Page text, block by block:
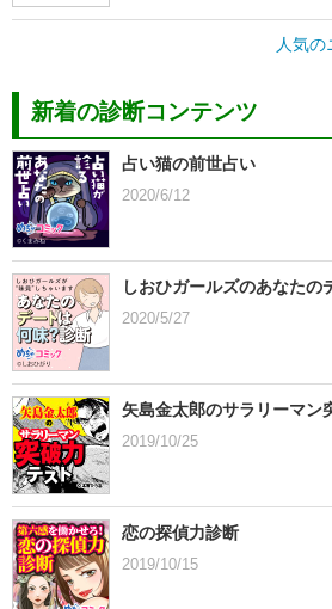
人気の
新着の診断コンテンツ
占い猫の前世占い
2020/6/12
しおひガールズのあなたの
2020/5/27
矢島金太郎のサラリーマン
2019/10/25
恋の探偵力診断
2019/10/15